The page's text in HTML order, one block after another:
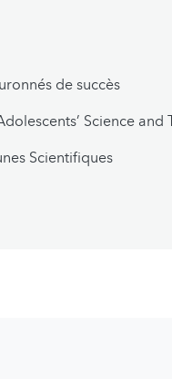
de succès
Science
Scientifiques